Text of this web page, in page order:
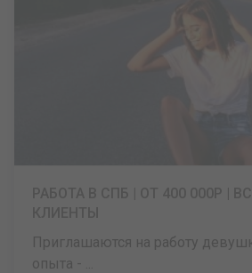
Приглашаются на работу
опыта - ...